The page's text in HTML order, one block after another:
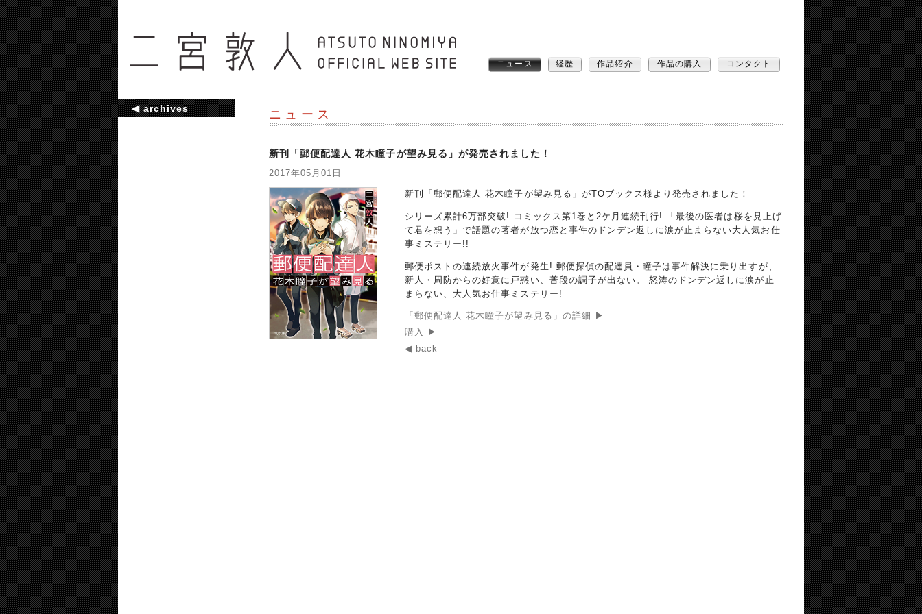
ニュース 経歴 作品紹介 作品の購入 コンタクト
◀ archives ニュース
新刊「郵便配達人 花木瞳子が望み見る」が発売されました！
2017年05月01日
新刊「郵便配達人 花木瞳子が望み見る」がTOブックス様より発売されました！
シリーズ累計6万部突破! コミックス第1巻と2ケ月連続刊行! 「最後の医者は桜を見上げ
て君を想う」で話題の著者が放つ恋と事件のドンデン返しに涙が止まらない大人気お仕
事ミステリー!!
郵便ポストの連続放火事件が発生! 郵便探偵の配達員・瞳子は事件解決に乗り出すが、
新人・周防からの好意に戸惑い、普段の調子が出ない。 怒涛のドンデン返しに涙が止
まらない、大人気お仕事ミステリー!
「郵便配達人 花木瞳子が望み見る」の詳細 ▶
購入 ▶
◀ back